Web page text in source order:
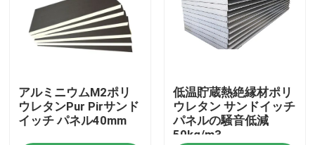
ホーム
企業情報
接触
アルミニウムM2ポリ
ウレタンPur Pirサンド
イッチ パネル40mm
低温貯蔵熱絶縁材ポリ
ウレタン サンドイッチ
パネルの騒音低減
50kg/m3